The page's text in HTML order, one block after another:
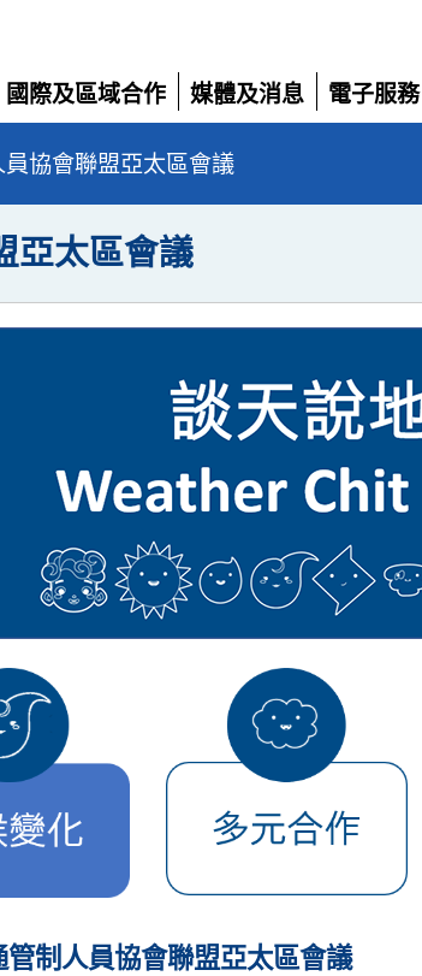
國際及區域合作
展
開
媒體及消息
展
開
電子服務
展
協會聯盟亞太區會議
亞太區會議
制人員協會聯盟亞太區會議